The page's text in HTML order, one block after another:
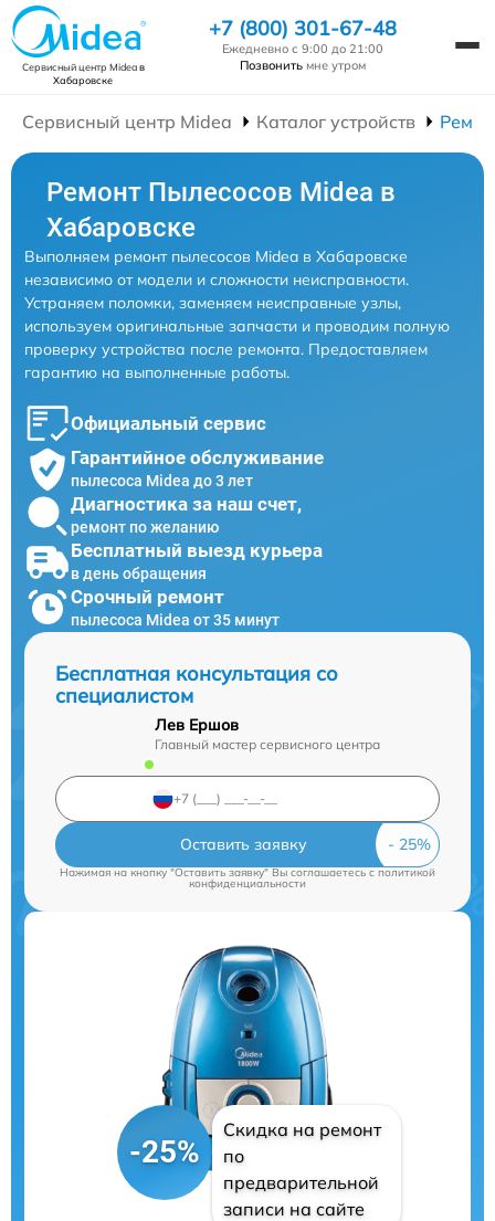
Сервисный центр Mideaв
Хабаровске
+7 (800) 301-67-48
Ежедневно с 9:00 до 21:00
Позвонить мне утром
Сервисный центр Midea Каталог устройств
Ремонт Пылесосов Midea в
Хабаровске
Выполняем ремонт пылесосов Midea в Хабаровске
независимо от модели и сложности неисправности.
Устраняем поломки, заменяем неисправные узлы,
используем оригинальные запчасти и проводим полную
проверку устройства после ремонта. Предоставляем
гарантию на выполненные работы.
Официальный сервис
Гарантийное обслуживание
пылесоса Midea до 3 лет
Диагностика за наш счет,
ремонт по желанию
Бесплатный выезд курьера
в день обращения
Срочный ремонт
пылесоса Midea от 35 минут
Бесплатная консультация со
специалистом
Лев Ершов
Главный мастер сервисного центра
Оставить заявку
Нажимая на кнопку "Оставить заявку" Вы соглашаетесь cполитикой
конфиденциальности
-25%
Скидка на ремонт
по
предварительной
записи на сайте